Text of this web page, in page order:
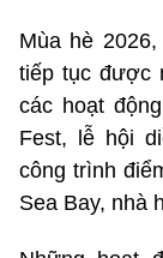
Mùa hè
tiếp tục được
các hoạt
Fest, lễ hội
công trình
Sea Bay, nhà